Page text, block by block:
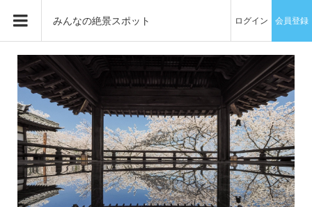
みんなの絶景スポット ログイン 会員登録